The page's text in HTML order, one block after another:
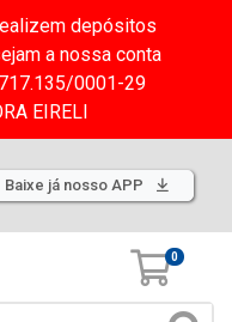
depósitos
a nossa conta
0001-29
EIRELI
Baixe já nosso APP
0